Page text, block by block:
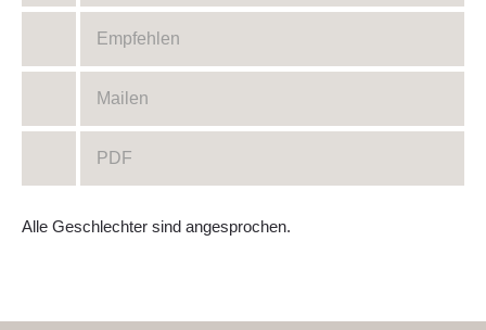
Empfehlen
Mailen
PDF
Alle Geschlechter sind angesprochen.